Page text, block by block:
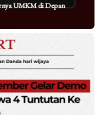
UMKM di Depan